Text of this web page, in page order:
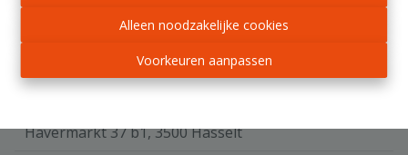
Alleen noodzakelijke cookies
Voorkeuren aanpassen
Havermarkt 37 b1, 3500 Hasselt